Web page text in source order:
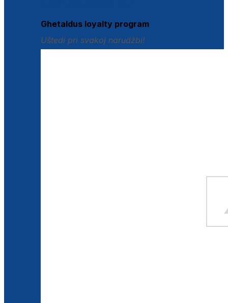
Ghetaldus loyalty program
Uštedi pri svakoj narudžbi!